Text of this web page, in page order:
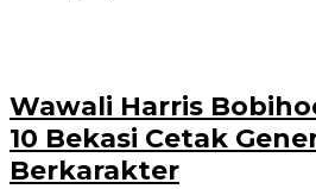
Wawali Harris
10 Bekasi Cetak
Berkarakter